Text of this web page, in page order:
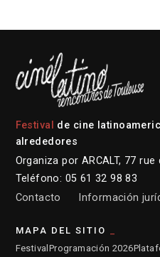
Festival
de cine
alrededores
Organiza por ARCALT, 77
Teléfono: 05 61 32 98 83
Contacto
Información
MAPA DEL SITIO
Festival Programación 2026